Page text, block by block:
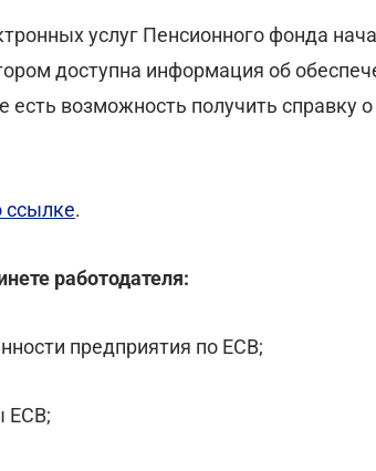
услуг Пенсионного фонда
доступна информация об
есть возможность получить справку
ссылке.
работодателя:
предприятия по ЕСВ;
ЕСВ;